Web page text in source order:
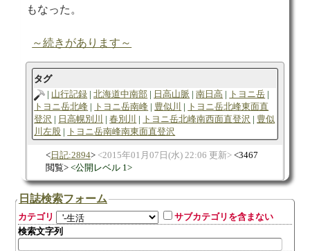
もなった。
～続きがあります～
タグ
山行記録
北海道中南部 日高山脈 南日高
トヨニ岳
トヨニ岳北峰
トヨニ岳南峰 豊似川
トヨニ岳北峰東面直
登沢
日高幌別川 春別川 トヨニ岳北峰南西面直登沢
豊似
川左股
トヨニ岳南峰南東面直登沢
日記:2894 2015年01月07日(水) 22:06 更新
3467
閲覧
公開レベル 1
日誌検索フォーム
カテゴリ
サブカテゴリを含まない
検索文字列